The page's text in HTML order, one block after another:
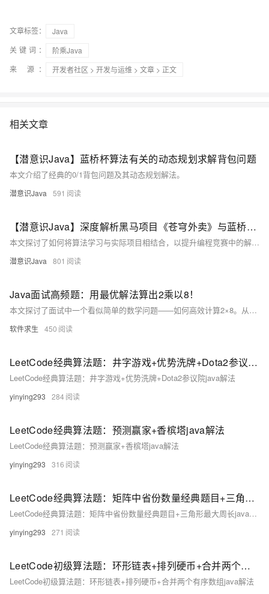
文章标签：
Java
关键词：
阶乘Java
来 源：
开发者社区 > 开发与运维 > 文章 > 正文
相关文章
【潜意识Java】蓝桥杯算法有关的动态规划求解背包问题
本文介绍了经典的0/1背包问题及其动态规划解法。
潜意识Java 591
【潜意识Java】深度解析黑马项目《苍穹外卖》与蓝桥杯算法的结合问题
本文探讨了如何将算法学习与实际项目相结合，以提升编程竞赛中的解题能力。通过《苍穹外卖》项目，介绍了订单配送路径规划（基于动态规划解决旅行商问题）和商品推荐系统（基于贪心算法）。这些实例不仅展示了算法在实际业务中的应用，还帮助读者更好地准备蓝桥杯等编程竞赛。结合具体代码实现和解析，文章详细说明了如何运用算法优化项目功能，提高解决问题的能力。
潜意识Java 801
Java面试高频题：用最优解法算出2乘以8！
本文探讨了面试中一个看似简单的数学问题——如何高效计算2×8。从直接使用乘法、位运算优化、编译器优化、加法实现到大整数场景下的处理，全面解析了不同方法的原理和适用场景，帮助读者深入理解计算效率优化的重要性。
软件求生 450
LeetCode经典算法题：井字游戏+优势洗牌+Dota2参议院java解法
LeetCode经典算法题：井字游戏+优势洗牌+Dota2参议院java解法
yinying293 284
LeetCode经典算法题：预测赢家+香槟塔java解法
LeetCode经典算法题：预测赢家+香槟塔java解法
yinying293 316
LeetCode经典算法题：矩阵中省份数量经典题目+三角形最大周长java多种解法详解
LeetCode经典算法题：矩阵中省份数量经典题目+三角形最大周长java多种解法详解
yinying293 271
LeetCode初级算法题：环形链表+排列硬币+合并两个有序数组java解法
LeetCode初级算法题：环形链表+排列硬币+合并两个有序数组java解法